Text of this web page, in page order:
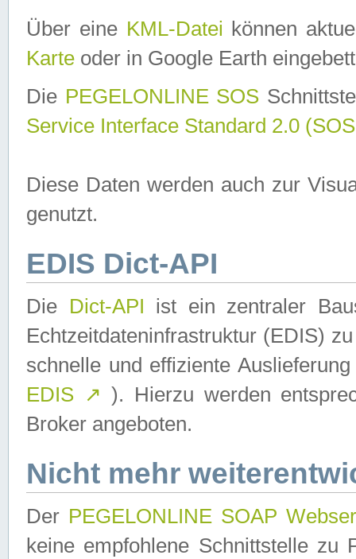
Über eine KML-Datei können
Karte oder in Google Earth
Die PEGELONLINE SOS
Service Interface Standard 2.0
Diese Daten werden auch zur
genutzt.
EDIS Dict-API
Die Dict-API ist ein zentraler
Echtzeitdateninfrastruktur (EDIS)
schnelle und effiziente
EDIS ↗ ). Hierzu werden
Broker angeboten.
Nicht mehr
Der PEGELONLINE SOAP
keine empfohlene Schnittstelle zu